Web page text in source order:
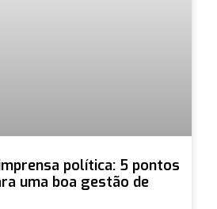
política: 5 pontos
uma boa gestão de